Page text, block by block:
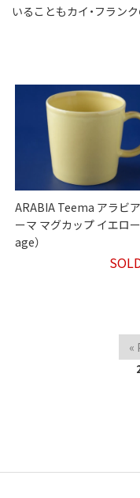
いることもカイ・フラン
ARABIA Teema アラビ
ーマ マグカップ イエロ
age）
«